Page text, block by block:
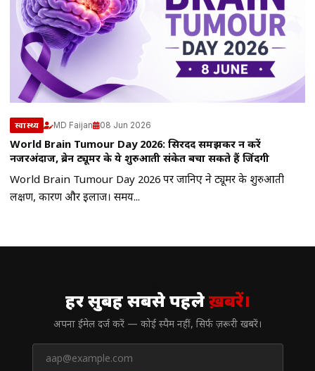
स्वास्थ्य MD Faijan 08 Jun 2026
World Brain Tumour Day 2026: सिरदर्द समझकर न करें
नजरअंदाज, ब्रेन ट्यूमर के ये शुरुआती संकेत बचा सकते हैं जिंदगी
World Brain Tumour Day 2026 पर जानिए ब्रेन ट्यूमर के शुरुआती
लक्षण, कारण और इलाज। समय...
हर सुबह सबसे पहलेख़बरें।
अपना ईमेल दर्ज करें — कोई स्पैम नहीं, सिर्फ ज़रूरी खबरें।